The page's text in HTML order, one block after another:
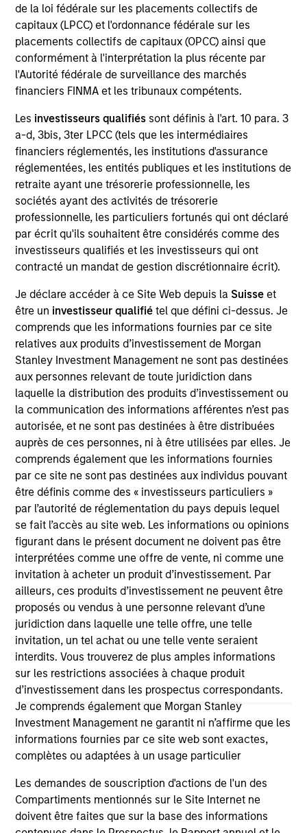
de la loi fédérale sur les placements collectifs de
capitaux (LPCC) et l'ordonnance fédérale sur les
placements collectifs de capitaux (OPCC) ainsi que
conformément à l'interprétation la plus récente par
l'Autorité fédérale de surveillance des marchés
financiers FINMA et les tribunaux compétents.
Les investisseurs qualifiés sont définis à l'art. 10 para. 3
a-d, 3bis, 3ter LPCC (tels que les intermédiaires
financiers réglementés, les institutions d'assurance
réglementées, les entités publiques et les institutions de
retraite ayant une trésorerie professionnelle, les
sociétés ayant des activités de trésorerie
professionnelle, les particuliers fortunés qui ont déclaré
par écrit qu'ils souhaitent être considérés comme des
investisseurs qualifiés et les investisseurs qui ont
contracté un mandat de gestion discrétionnaire écrit).
Je déclare accéder à ce Site Web depuis la Suisse et
être un investisseur qualifiétel que défini ci-dessus. Je
comprends que les informations fournies par ce site
relatives aux produits d’investissement de Morgan
Stanley Investment Management ne sont pas destinées
aux personnes relevant de toute juridiction dans
laquelle la distribution des produits d’investissement ou
la communication des informations afférentes n’est pas
autorisée, et ne sont pas destinées à être distribuées
auprès de ces personnes, ni à être utilisées par elles. Je
comprends également que les informations fournies
par ce site ne sont pas destinées aux individus pouvant
être définis comme des « investisseurs particuliers »
par l’autorité de réglementation du pays depuis lequel
se fait l’accès au site web. Les informations ou opinions
figurant dans le présent document ne doivent pas être
interprétées comme une offre de vente, ni comme une
invitation à acheter un produit d’investissement. Par
ailleurs, ces produits d’investissement ne peuvent être
proposés ou vendus à une personne relevant d’une
juridiction dans laquelle une telle offre, une telle
invitation, un tel achat ou une telle vente seraient
interdits. Vous trouverez de plus amples informations
sur les restrictions associées à chaque produit
d’investissement dans les prospectus correspondants.
Je comprends également que Morgan Stanley
Investment Management ne garantit ni n’affirme que les
informations fournies par ce site web sont exactes,
complètes ou adaptées à un usage particulier
Les demandes de souscription d'actions de l'un des
Compartiments mentionnés sur le Site Internet ne
doivent être faites que sur la base des informations
COUNTRY
United States
Invested on
Jun 2024
Transaction Type
Credit
Cloudian is a cloud-based data management
provider focused on distributed object storage
systems. The Company’s products enable large
organizations to store massive amounts of
structured or unstructured data across deployments
and hybrid environments.
View Site
Investment Team
Morgan Stanley Expansion Capital
As of December 12, 2025. The above is provided for
informational and educational purposes only. There is no
guarantee that the investment mentioned resulted in
positive performance (for realized holdings), or will perform
well in the future (for current holdings). The trademarks and
service marks above are the property of their respective
owners. The information on this website has not been
authorized, sponsored, or otherwise approved by such
owners. By clicking on any links shown here, you agree that
you are navigating to a third party site. We are providing
these hyperlinks to you only as a convenience and the
inclusion of any hyperlink is not and does not imply any
endorsement, approval, investigation, verification or
monitoring by us of any information contained in any
hyperlinked site. In no event shall we be responsible for the
information contained on the site or your use of such site.